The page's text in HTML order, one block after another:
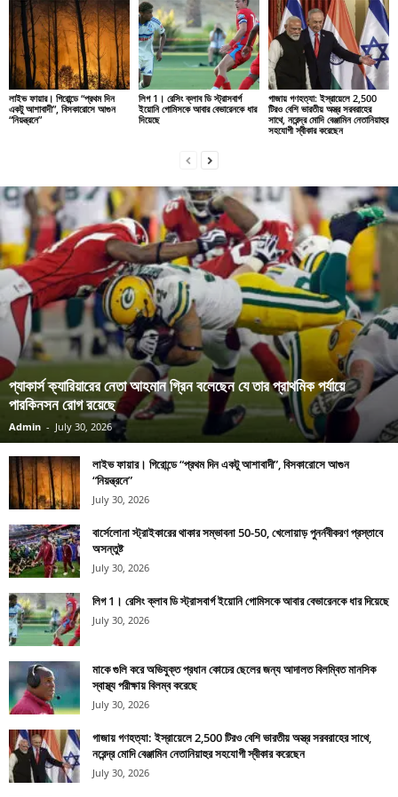
লাইভ ফায়ার। গিরোন্ডে “প্রথম দিন
একটু আশাবাদী”, বিসকারোসে আগুন
“নিয়ন্ত্রনে”
লিগ 1। রেসিং ক্লাব ডি স্ট্রাসবার্গ
ইয়োনি গোমিসকে আবার বেভারেনকে ধার
দিয়েছে
গাজায় গণহত্যা: ইস্রায়েলে 2,500
টিরও বেশি ভারতীয় অস্ত্র সরবরাহের
সাথে, নরেন্দ্র মোদি বেঞ্জামিন নেতানিয়াহুর
সহযোগী স্বীকার করেছেন
প্যাকার্স ক্যারিয়ারের নেতা আহমান গ্রিন বলেছেন যে তার প্রাথমিক পর্যায়ে
পারকিনসন রোগ রয়েছে
Admin - July 30, 2026
লাইভ ফায়ার। গিরোন্ডে “প্রথম দিন একটু আশাবাদী”, বিসকারোসে আগুন
“নিয়ন্ত্রনে”
July 30, 2026
বার্সেলোনা স্ট্রাইকারের থাকার সম্ভাবনা 50-50, খেলোয়াড় পুনর্নবীকরণ প্রস্তাবে
অসন্তুষ্ট
July 30, 2026
লিগ 1। রেসিং ক্লাব ডি স্ট্রাসবার্গ ইয়োনি গোমিসকে আবার বেভারেনকে ধার দিয়েছে
July 30, 2026
মাকে গুলি করে অভিযুক্ত প্রধান কোচের ছেলের জন্য আদালত বিলম্বিত মানসিক
স্বাস্থ্য পরীক্ষায় বিলম্ব করেছে
July 30, 2026
গাজায় গণহত্যা: ইস্রায়েলে 2,500 টিরও বেশি ভারতীয় অস্ত্র সরবরাহের সাথে,
নরেন্দ্র মোদি বেঞ্জামিন নেতানিয়াহুর সহযোগী স্বীকার করেছেন
July 30, 2026